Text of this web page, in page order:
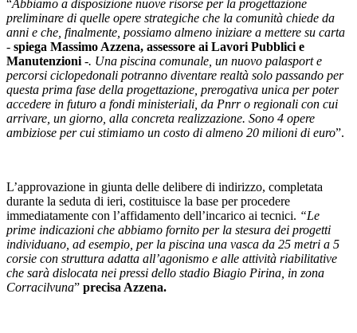
“Abbiamo a disposizione nuove risorse per la progettazione
preliminare di quelle opere strategiche che la comunità chiede da
anni e che, finalmente, possiamo almeno iniziare a mettere su carta
- spiega Massimo Azzena, assessore ai Lavori Pubblici e
Manutenzioni -. Una piscina comunale, un nuovo palasport e
percorsi ciclopedonali potranno diventare realtà solo passando per
questa prima fase della progettazione, prerogativa unica per poter
accedere in futuro a fondi ministeriali, da Pnrr o regionali con cui
arrivare, un giorno, alla concreta realizzazione. Sono 4 opere
ambiziose per cui stimiamo un costo di almeno 20 milioni di euro”.
L’approvazione in giunta delle delibere di indirizzo, completata
durante la seduta di ieri, costituisce la base per procedere
immediatamente con l’affidamento dell’incarico ai tecnici. “Le
prime indicazioni che abbiamo fornito per la stesura dei progetti
individuano, ad esempio, per la piscina una vasca da 25 metri a 5
corsie con struttura adatta all’agonismo e alle attività riabilitative
che sarà dislocata nei pressi dello stadio Biagio Pirina, in zona
Corracilvuna” precisa Azzena.